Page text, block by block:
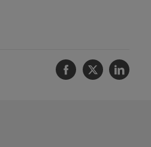
Facebook
Twitter